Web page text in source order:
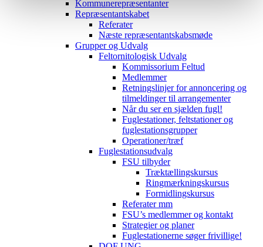
Kommunerepræsentanter
Repræsentantskabet
Referater
Næste repræsentantskabsmøde
Grupper og Udvalg
Feltornitologisk Udvalg
Kommissorium Feltud
Medlemmer
Retningslinjer for annoncering og
tilmeldinger til arrangementer
Når du ser en sjælden fugl!
Fuglestationer, feltstationer og
fuglestationsgrupper
Operationer/træf
Fuglestationsudvalg
FSU tilbyder
Træktællingskursus
Ringmærkningskursus
Formidlingskursus
Referater mm
FSU’s medlemmer og kontakt
Strategier og planer
Fuglestationerne søger frivillige!